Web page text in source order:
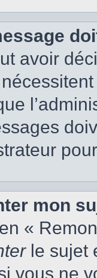
avoir
mon
«
le sujet
vous ne